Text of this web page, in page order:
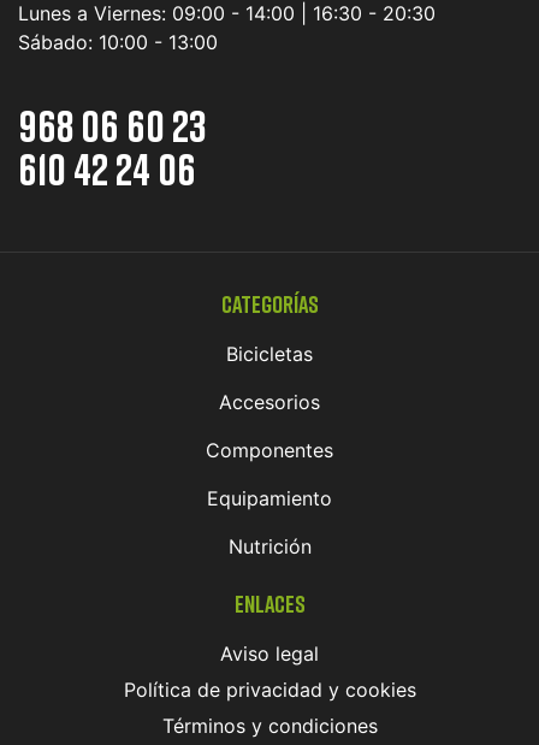
Lunes a Viernes: 09:00 - 14:00 | 16:30 - 20:30
Sábado: 10:00 - 13:00
968 06 60 23
610 42 24 06
Categorías
Bicicletas
Accesorios
Componentes
Equipamiento
Nutrición
Enlaces
Aviso legal
Política de privacidad y cookies
Términos y condiciones